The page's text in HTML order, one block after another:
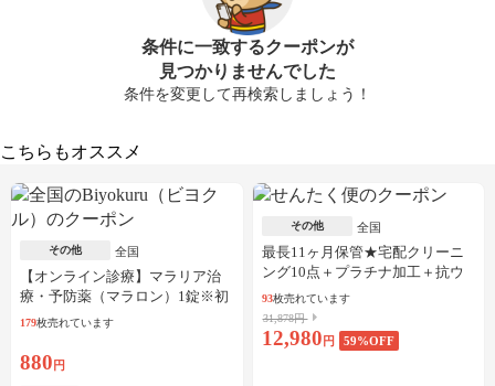
条件に一致するクーポンが
見つかりませんでした
条件を変更して再検索しましょう！
こちらもオススメ
その他 全国
【オンライン診療】マラリア治
療・予防薬（マラロン）1錠※初
診料・送料込／30枚可
179枚売れています
880 円
その他 全国
最長11ヶ月保管★宅配クリーニ
ング10点＋プラチナ加工＋抗ウ
イルス加工
93枚売れています
31,878円
12,980 円 59%OFF